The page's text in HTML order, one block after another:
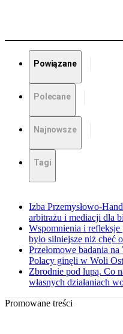
Powiązane
Polecane
Najnowsze
Tagi
Izba Przemysłowo-
arbitrażu i mediacji dla
Wspomnienia i refleksje
było silniejsze niż chęć
Przełomowe badania
Polacy ginęli w Woli
Zbrodnie pod lupą. Co
własnych działaniach
Promowane treści